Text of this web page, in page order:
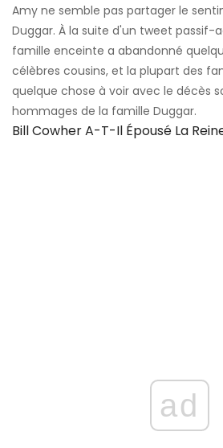
Amy ne semble pas partager le
Duggar. À la suite d'un tweet passif-
famille enceinte a abandonné
célèbres cousins, et la plupart des
quelque chose à voir avec le décès
hommages de la famille Duggar.
Bill Cowher A-T-Il Épousé La
ad